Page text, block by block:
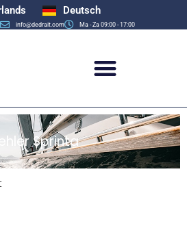
info@dedrait.com Ma - Za 09:00 - 17:00
Deutsch
Sprinta